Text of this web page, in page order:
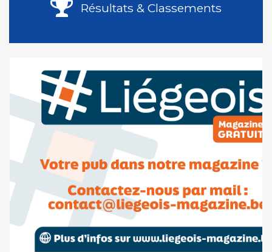
Résultats & Classements